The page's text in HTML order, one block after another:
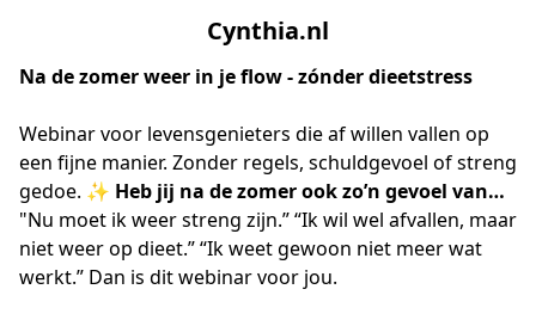
Cynthia.nl
Na de zomer weer in je flow - zónder dieetstress
Webinar voor levensgenieters die af willen vallen op
een fijne manier. Zonder regels, schuldgevoel of streng
gedoe.
"Nu moet ik weer streng zijn.” “Ik wil wel afvallen, maar
niet weer op dieet.” “Ik weet gewoon niet meer wat
werkt.” Dan is dit webinar voor jou.